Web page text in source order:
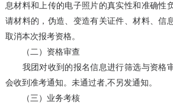
息材料和上传的电子照片的真实性和准确性
请材料的，伪造、变造有关证件、材料、信
取消本次报考资格。
（二）资格审查
我团对收到的报名信息进行筛选与资格
会收到准考通知。未通过者,不另发通知。
（三）业务考核